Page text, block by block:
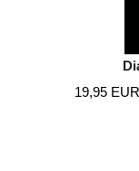
19,95 EUR